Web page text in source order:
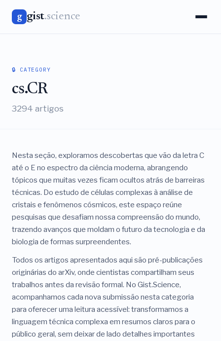
g gist.science
🔒 CATEGORY
cs.CR
3294 artigos
Nesta seção, exploramos descobertas que vão da letra C
até o E no espectro da ciência moderna, abrangendo
tópicos que muitas vezes ficam ocultos atrás de barreiras
técnicas. Do estudo de células complexas à análise de
cristais e fenômenos cósmicos, este espaço reúne
pesquisas que desafiam nossa compreensão do mundo,
trazendo avanços que moldam o futuro da tecnologia e da
biologia de formas surpreendentes.
Todos os artigos apresentados aqui são pré-publicações
originárias do arXiv, onde cientistas compartilham seus
trabalhos antes da revisão formal. No Gist.Science,
acompanhamos cada nova submissão nesta categoria
para oferecer uma leitura acessível: transformamos a
linguagem técnica complexa em resumos claros para o
público geral, sem deixar de lado detalhes importantes